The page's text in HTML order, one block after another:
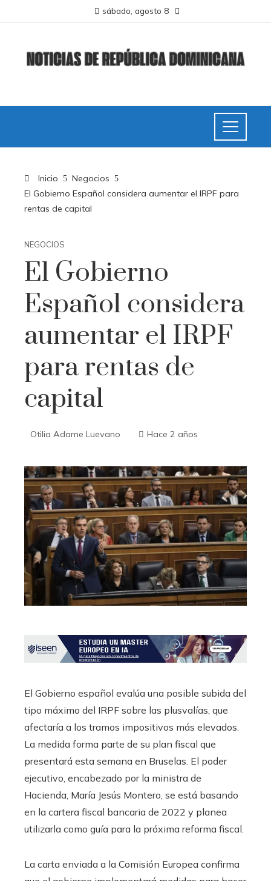
sábado, agosto 8
Inicio
Negocios
El Gobierno Español considera aumentar el IRPF para
rentas de capital
NEGOCIOS
El Gobierno
Español considera
aumentar el IRPF
para rentas de
capital
Otilia Adame Luevano Hace 2 años
El Gobierno español evalúa una posible subida del
tipo máximo del IRPF sobre las plusvalías, que
afectaría a los tramos impositivos más elevados.
La medida forma parte de su plan fiscal que
presentará esta semana en Bruselas. El poder
ejecutivo, encabezado por la ministra de
Hacienda, María Jesús Montero, se está basando
en la cartera fiscal bancaria de 2022 y planea
utilizarla como guía para la próxima reforma fiscal.
La carta enviada a la Comisión Europea confirma